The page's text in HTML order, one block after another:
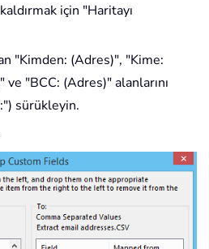
için "Haritayı
"Kimden: (Adres)", "Kime:
"BCC: (Adres)" alanlarını
sürükleyin.